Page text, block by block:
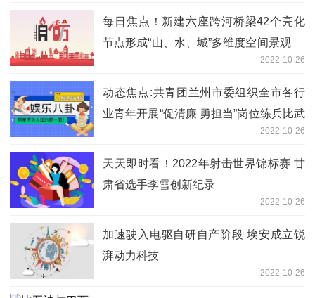
每日焦点！新建六座跨河桥梁42个亮化
节点形成“山、水、城”多维度空间景观
城市品质逐年提升 市民有更多幸福感
2022-10-26
动态焦点:共青团兰州市委组织全市各行
业青年开展“促清廉 勇担当”岗位练兵比武
2022-10-26
天天即时看！2022年射击世界锦标赛 甘
肃省选手李雪创新纪录
2022-10-26
加速驶入电驱自研自产阶段 埃安成立锐
湃动力科技
2022-10-26